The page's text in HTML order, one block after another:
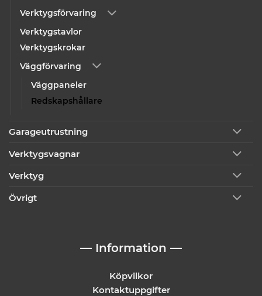
Verktygsförvaring
Verktygstavlor
Verktygskrokar
Väggförvaring
Väggpaneler
Redskapshållare
Garageutrustning
Verktygsvagnar
Verktyg
Övrigt
— Information —
Köpvilkor
Kontaktuppgifter